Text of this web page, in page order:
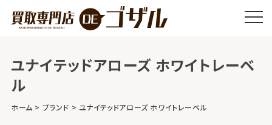
ユナイテッドアローズ ホワイトレーベ
ル
ホーム ブランド ユナイテッドアローズ ホワイトレーベル